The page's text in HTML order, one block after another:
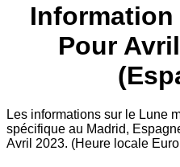
Information
Pour
Les informations sur le Lune
spécifique au Madrid,
Avril 2023. (Heure locale